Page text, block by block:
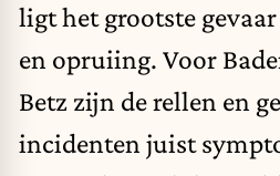
ligt het grootste
en opruiing. Voor
Betz zijn de rellen en
incidenten juist